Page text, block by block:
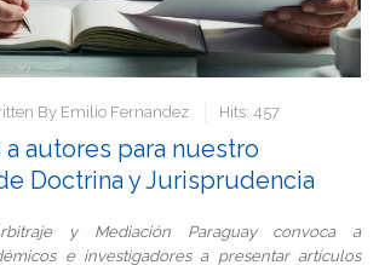
By Emilio Fernandez Hits: 457
autores para nuestro
Doctrina y Jurisprudencia
y Mediación Paraguay convoca a
e investigadores a presentar artículos